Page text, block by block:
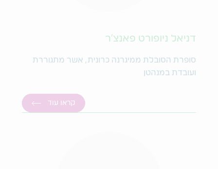
דניאל ניופורט פאנצ'ר
סופרת הסובלת ממיגרנה כרונית, אשר מתגוררת
ועובדת במנהטן
קראו עוד